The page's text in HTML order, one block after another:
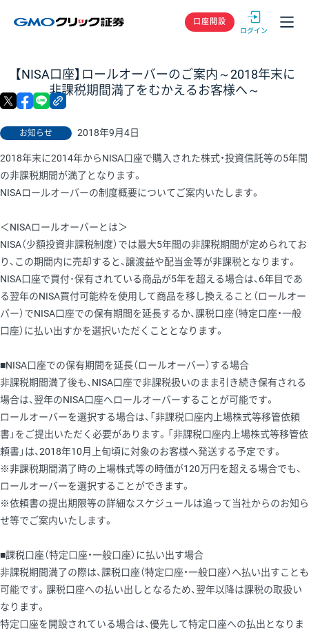
GMOクリック
口座開設
【NISA口座】ロールオーバーのご案内～2018年末に
非課税期間満了をむかえるお客様へ～
お知らせ 2018年9月4日
X facebook
2018年末に2014年からNISA口座で購入された株式・投資信託等の5年間
の非課税期間が満了となります。
NISAロールオーバーの制度概要についてご案内いたします。
＜NISAロールオーバーとは＞
NISA（少額投資非課税制度）では最大5年間の非課税期間が定められてお
り、この期間内に売却すると、譲渡益や配当金等が非課税となります。
NISA口座で買付･保有されている商品が5年を超える場合は、6年目であ
る翌年のNISA買付可能枠を使用して商品を移し換えること（ロールオー
バー）でNISA口座での保有期間を延長するか、課税口座（特定口座・一般
口座）に払い出すかを選択いただくこととなります。
■NISA口座での保有期間を延長（ロールオーバー）する場合
非課税期間満了後も、NISA口座で非課税扱いのまま引き続き保有される
場合は、翌年のNISA口座へロールオーバーすることが可能です。
ロールオーバーを選択する場合は、「非課税口座内上場株式等移管依頼
書」をご提出いただく必要があります。「非課税口座内上場株式等移管依
頼書」は、2018年10月上旬頃に対象のお客様へ発送する予定です。
※非課税期間満了時の上場株式等の時価が120万円を超える場合でも、
ロールオーバーを選択することができます。
※依頼書の提出期限等の詳細なスケジュールは追って当社からのお知ら
せ等でご案内いたします。
■課税口座（特定口座・一般口座）に払い出す場合
非課税期間満了の際は、課税口座（特定口座・一般口座）へ払い出すことも
可能です。課税口座への払い出しとなるため、翌年以降は課税の取扱い
なります。
特定口座を開設されている場合は、優先して特定口座への払出となりま